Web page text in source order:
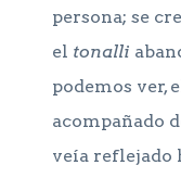
persona; se
el tonalli
podemos ver,
acompañado
veía reflejado